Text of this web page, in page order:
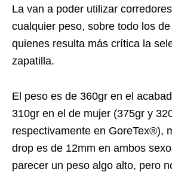
La van a poder utilizar
cualquier peso, sobre todo los
quienes resulta más crítica la
zapatilla.
El peso es de 360gr en el
310gr en el de mujer (375gr y
respectivamente en GoreTex®),
drop es de 12mm en ambos
parecer un peso algo alto, pero